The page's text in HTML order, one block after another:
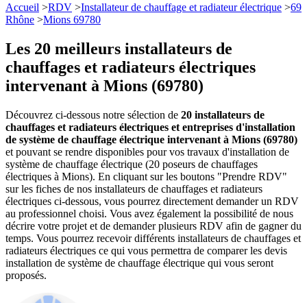
Accueil >RDV >Installateur de chauffage et radiateur électrique >69
Rhône >Mions 69780
Les 20 meilleurs installateurs de
chauffages et radiateurs électriques
intervenant à Mions (69780)
Découvrez ci-dessous notre sélection de 20 installateurs de
chauffages et radiateurs électriques et entreprises d'installation
de système de chauffage électrique intervenant à Mions (69780)
et pouvant se rendre disponibles pour vos travaux d'installation de
système de chauffage électrique (20 poseurs de chauffages
électriques à Mions). En cliquant sur les boutons "Prendre RDV"
sur les fiches de nos installateurs de chauffages et radiateurs
électriques ci-dessous, vous pourrez directement demander un RDV
au professionnel choisi. Vous avez également la possibilité de nous
décrire votre projet et de demander plusieurs RDV afin de gagner du
temps. Vous pourrez recevoir différents installateurs de chauffages et
radiateurs électriques ce qui vous permettra de comparer les devis
installation de système de chauffage électrique qui vous seront
proposés.